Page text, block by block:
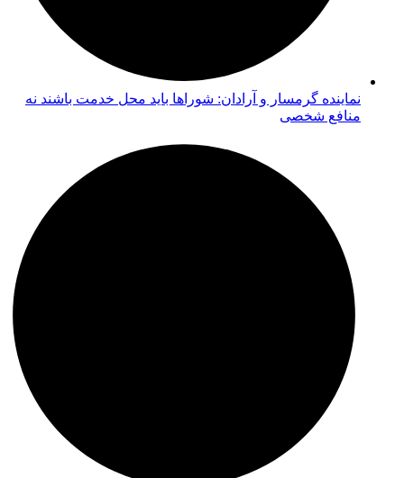
نماینده گرمسار و آرادان: شوراها باید محل خدمت باشند نه
منافع شخصی